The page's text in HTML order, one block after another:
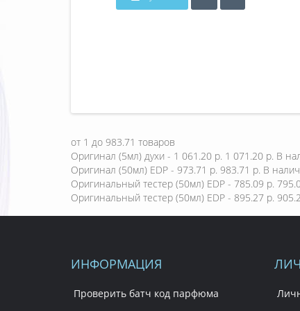
от 1 до 983.71 товаров
Оригинал (5мл) духи - 1 061.20 р. 1 071.20 р. В
Оригинал (50мл) EDP - 973.71 р. 983.71 р. В
Оригинальный тестер (50мл) EDP - 785.09 р.
Оригинальный тестер (50мл) EDP - 895.27 р.
ИНФОРМАЦИЯ
Проверить батч код парфюма